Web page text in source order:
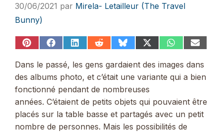
30/06/2021 par Mirela- Letailleur (The Travel
Bunny)
Share
Pinterest
Share
Facebook
Share
LinkedIn
Share
Reddit
Share
Bluesky
Share
X
(Twitter)
Share
WhatsApp
Share
Dans le passé, les gens gardaient des images dans
des albums photo, et c’était une variante qui a bien
fonctionné pendant de nombreuses
années. C’étaient de petits objets qui pouvaient être
placés sur la table basse et partagés avec un petit
nombre de personnes. Mais les possibilités de